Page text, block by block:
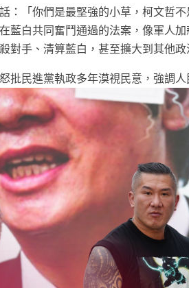
：「你們是最堅強的小草，柯文哲
藍白共同奮鬥通過的法案，像軍人
對手、清算藍白，甚至擴大到其他政
批民進黨執政多年漠視民意，強調